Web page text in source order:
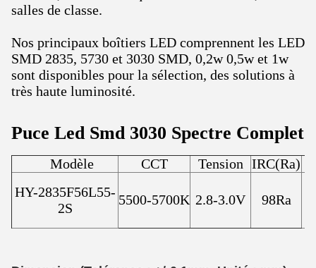
salles de classe.
Nos principaux boîtiers LED comprennent les LED
SMD 2835, 5730 et 3030 SMD, 0,2w 0,5w et 1w
sont disponibles pour la sélection, des solutions à
très haute luminosité.
Puce Led Smd 3030 Spectre Complet
Modèle CCT Tension IRC(Ra)
HY-2835F56L55-
2S
5500-5700K 2.8-3.0V 98Ra